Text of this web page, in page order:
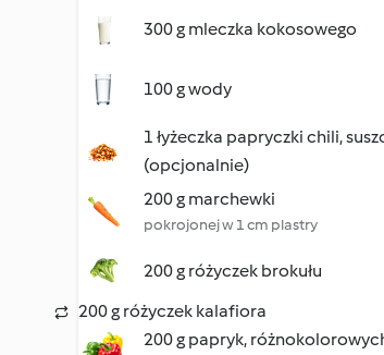
300 g mleczka kokosowego
100 g wody
1 łyżeczka papryczki chili,
(opcjonalnie)
200 g marchewki
pokrojonej w 1 cm plastry
200 g różyczek brokułu
200 g różyczek kalafiora
200 g papryk,